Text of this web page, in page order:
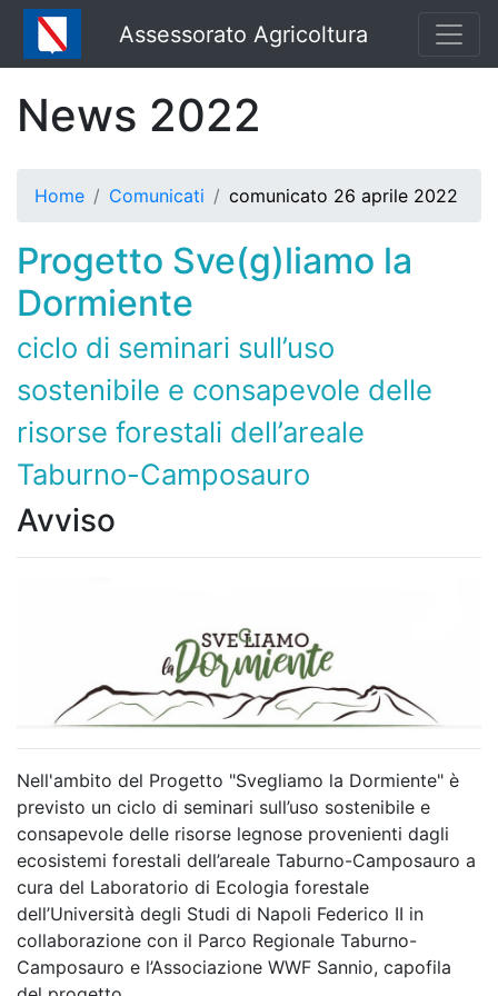
Assessorato Agricoltura
News 2022
Home Comunicati comunicato 26 aprile 2022
Progetto Sve(g)liamo la
Dormiente
ciclo di seminari sull’uso
sostenibile e consapevole delle
risorse forestali dell’areale
Taburno-Camposauro
Avviso
Nell'ambito del Progetto "Svegliamo la Dormiente" è
previsto un ciclo di seminari sull’uso sostenibile e
consapevole delle risorse legnose provenienti dagli
ecosistemi forestali dell’areale Taburno-Camposauro a
cura del Laboratorio di Ecologia forestale
dell’Università degli Studi di Napoli Federico II in
collaborazione con il Parco Regionale Taburno-
Camposauro e l’Associazione WWF Sannio, capofila